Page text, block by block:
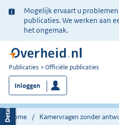
Ter
informatie:
Mogelijk ervaart u
publicaties. We werken aan
het ongemak.
U
bent
nu
hier:
Publicaties Officiële publicaties
Inloggen
Home Kamervragen zonder